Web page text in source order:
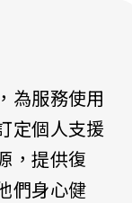
為服務使用
定個人支援
，提供復
們身心健